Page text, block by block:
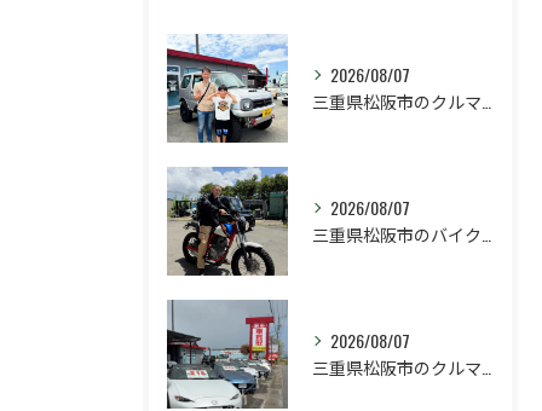
2026/08/07
2026/08/07
2026/08/07